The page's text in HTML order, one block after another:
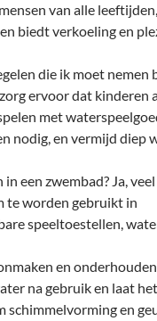
van alle
biedt verkoeling en
die ik moet nemen
ervoor dat kinderen
met
nodig, en vermijd diep
een zwembad? Ja, veel
te worden gebruikt in
speeltoestellen,
en
na gebruik en laat
schimmelvorming en